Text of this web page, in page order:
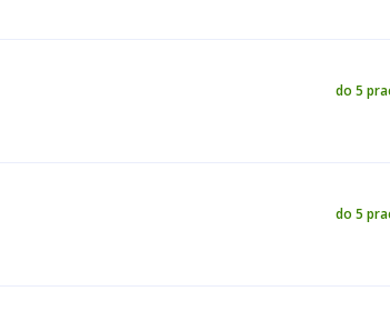
do 5
do 5